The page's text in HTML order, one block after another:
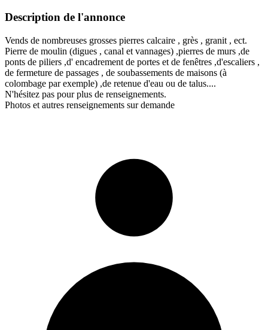
Description de l'annonce
Vends de nombreuses grosses pierres calcaire , grès , granit , ect.
Pierre de moulin (digues , canal et vannages) ,pierres de murs ,de
ponts de piliers ,d' encadrement de portes et de fenêtres ,d'escaliers ,
de fermeture de passages , de soubassements de maisons (à
colombage par exemple) ,de retenue d'eau ou de talus....
N'hésitez pas pour plus de renseignements.
Photos et autres renseignements sur demande